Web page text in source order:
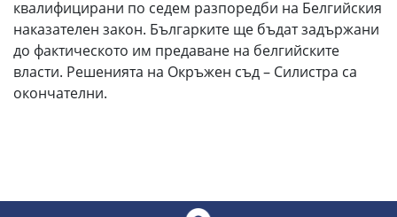
квалифицирани по седем разпоредби на Белгийския
наказателен закон. Българките ще бъдат задържани
до фактическото им предаване на белгийските
власти. Решенията на Окръжен съд – Силистра са
окончателни.